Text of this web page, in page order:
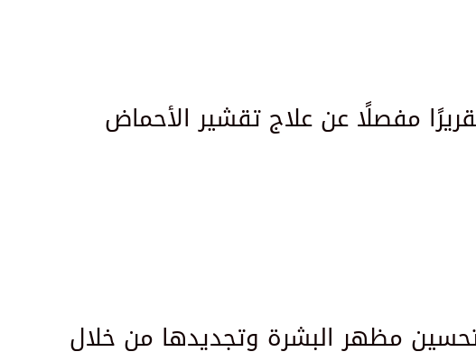
مفصلًا عن علاج تقشير الأحماض
مظهر البشرة وتجديدها من خلال